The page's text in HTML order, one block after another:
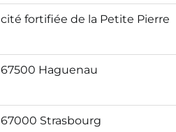
cité fortifiée de la Petite Pierre
67500 Haguenau
67000 Strasbourg